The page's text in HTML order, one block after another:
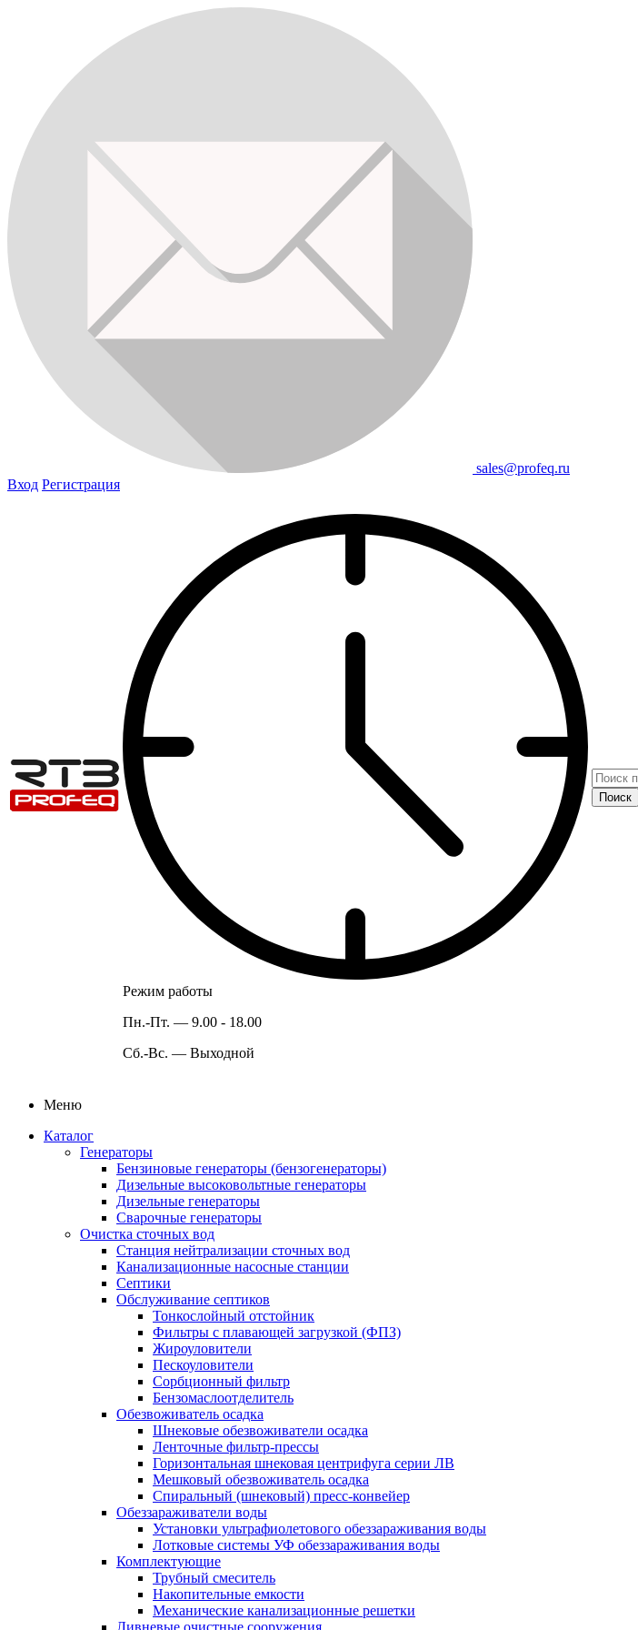
sales@profeq.ru
Вход Регистрация
Режим работы
Пн.-Пт. — 9.00 - 18.00
Сб.-Вс. — Выходной
Меню
Каталог
Генераторы
Бензиновые генераторы (бензогенераторы)
Дизельные высоковольтные генераторы
Дизельные генераторы
Сварочные генераторы
Очистка сточных вод
Станция нейтрализации сточных вод
Канализационные насосные станции
Септики
Обслуживание септиков
Тонкослойный отстойник
Фильтры с плавающей загрузкой (ФПЗ)
Жироуловители
Пескоуловители
Сорбционный фильтр
Бензомаслоотделитель
Обезвоживатель осадка
Шнековые обезвоживатели осадка
Ленточные фильтр-прессы
Горизонтальная шнековая центрифуга серии ЛВ
Мешковый обезвоживатель осадка
Спиральный (шнековый) пресс-конвейер
Обеззараживатели воды
Установки ультрафиолетового обеззараживания воды
Лотковые системы УФ обеззараживания воды
Комплектующие
Трубный смеситель
Накопительные емкости
Механические канализационные решетки
Ливневые очистные сооружения